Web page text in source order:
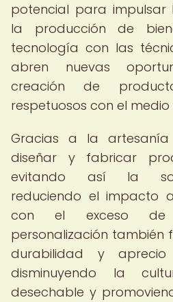
potencial para impulsar
la producción de
tecnología con las
abren nuevas
creación de
respetuosos con el
Gracias a la
diseñar y fabricar
evitando así la
reduciendo el impacto
con el exceso de
personalización
durabilidad y
disminuyendo la
desechable y